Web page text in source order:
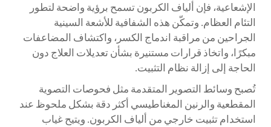
الإشعاعية، فإن ألياف الكربون تسمح برؤية واضحة لتطور
التئام العظام. وتمكّن هذه الشفافية للأشعة السينية
الجراحين من مراقبة اندماج الكسر، واكتشاف المضاعفات
مبكرًا، واتخاذ قرارات مستنيرة بشأن تعديلات العلاج دون
الحاجة إلى إزالة نظام التثبيت.
تُصبح وسائط التصوير المتقدمة مثل فحوصات التصوية
المقطعية والرنين المغناطيسي أكثر دقة بشكل ملحوظ عند
استخدام تثبيت خارجي من ألياف الكربون. ويتيح غياب